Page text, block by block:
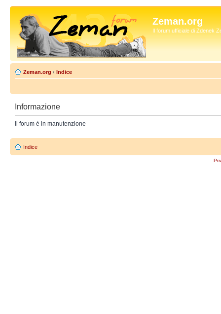
Zeman.org
Il forum ufficiale di Zdenek
Zeman.org ‹ Indice
Informazione
Il forum è in manutenzione
Indice